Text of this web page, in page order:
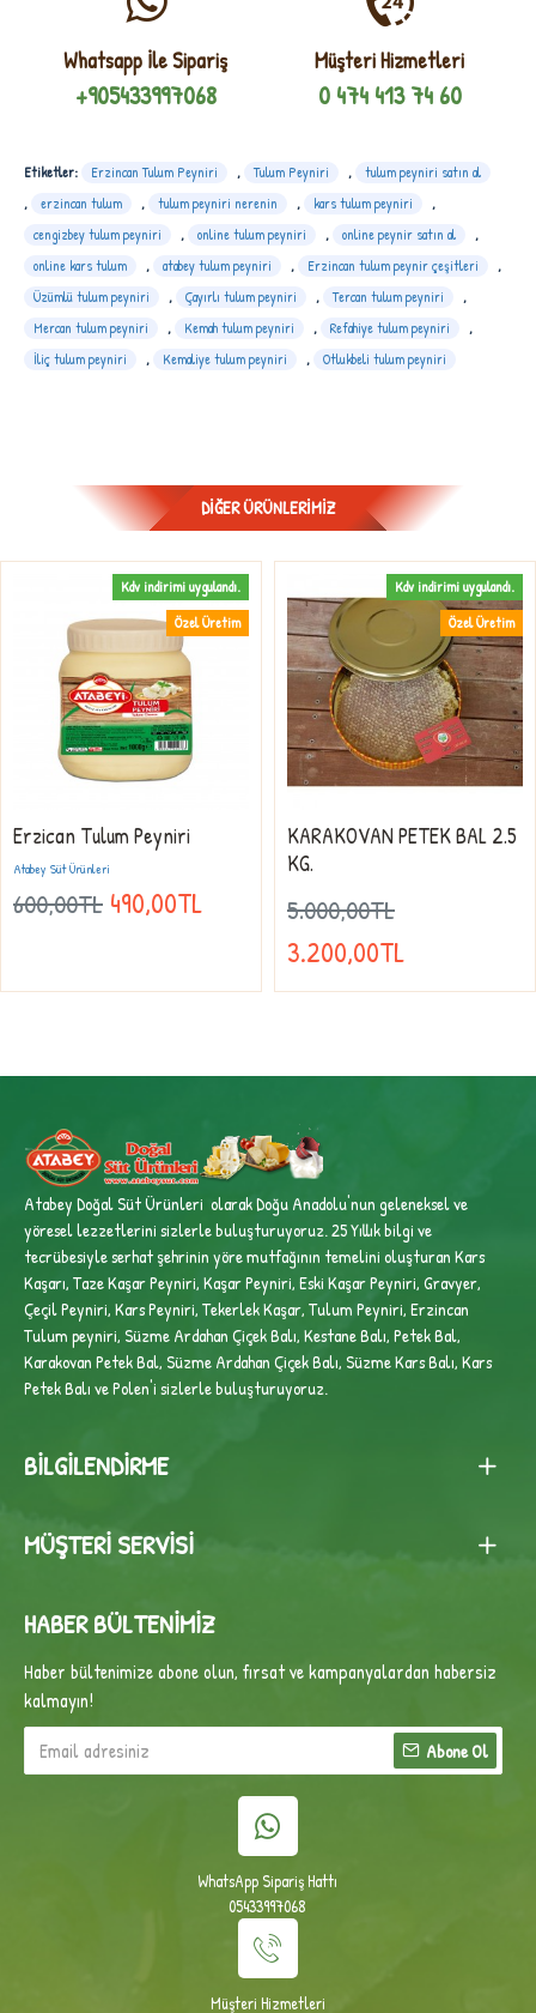
Whatsapp İle Sipariş
+905433997068
Müşteri Hizmetleri
0 474 413 74 60
Etiketler: Erzincan Tulum Peyniri , Tulum Peyniri ,
tulum peyniri satın al
,
erzincan tulum , tulum peyniri nerenin , kars tulum peyniri
,
cengizbey tulum peyniri
, online tulum peyniri , online peynir satın al
,
online kars tulum
, atabey tulum peyniri , Erzincan tulum peynir çeşitleri
,
Üzümlü tulum peyniri
, Çayırlı tulum peyniri , Tercan tulum peyniri
,
Mercan tulum peyniri
, Kemah tulum peyniri , Refahiye tulum peyniri
,
İliç tulum peyniri
, Kemaliye tulum peyniri , Otlukbeli tulum peyniri
DIĞER ÜRÜNLERIMIZ
Özel Üretim
Kdv indirimi uygulandı.
Atabey Süt Ürünleri
Erzican Tulum Peyniri
600,00TL 490,00TL
Özel Üretim
Kdv indirimi uygulandı.
KARAKOVAN PETEK BAL 2.5
KG.
5.000,00TL
3.200,00TL
Atabey Doğal Süt Ürünleri olarak Doğu Anadolu'nun geleneksel ve
yöresel lezzetlerini sizlerle buluşturuyoruz. 25 Yıllık bilgi ve
tecrübesiyleserhat şehrinin yöre mutfağının temelini oluşturan Kars
Kaşarı, Taze Kaşar Peyniri, Kaşar Peyniri, Eski Kaşar Peyniri, Gravyer,
Çeçil Peyniri, Kars Peyniri, Tekerlek Kaşar, Tulum Peyniri, Erzincan
Tulum peyniri,Süzme Ardahan Çiçek Balı, Kestane Balı, Petek Bal,
Karakovan Petek Bal, Süzme Ardahan Çiçek Balı, Süzme Kars Balı, Kars
Petek Balı ve Polen'i sizlerle buluşturuyoruz.
BILGILENDIRME
MÜŞTERI SERVISI
HABER BÜLTENIMIZ
Haber bültenimize abone olun, fırsat ve kampanyalardan habersiz
kalmayın!
Abone Ol
WhatsApp Sipariş Hattı
05433997068
Müşteri Hizmetleri